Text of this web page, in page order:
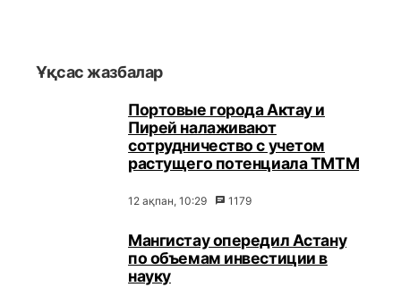
Ұқсас жазбалар
Портовые города Актау и
Пирей налаживают
сотрудничество с учетом
растущего потенциала ТМТМ
12 ақпан, 10:29 1179
Мангистау опередил Астану
по объемам инвестиции в
науку